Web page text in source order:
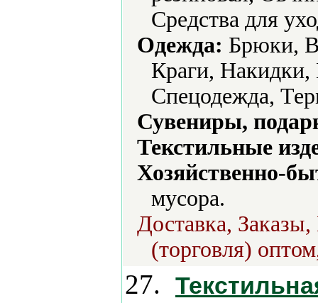
Средства для
Одежда: Брюки,
Краги,
Спецодежда,
Сувениры,
Текстильные
Хозяйственно-
мусора.
Доставка,
(торговля)
27.